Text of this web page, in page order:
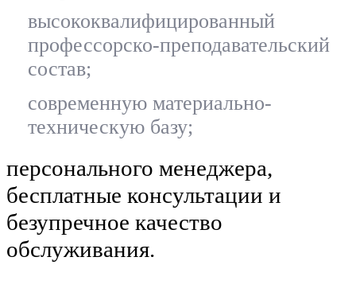
высококвалифицированный
профессорско-преподавательский
состав;
современную материально-
техническую базу;
персонального менеджера,
бесплатные консультации и
безупречное качество
обслуживания.